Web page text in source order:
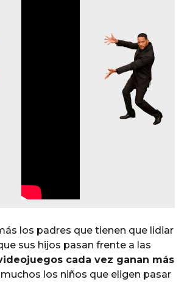
los padres que tienen que lidiar
sus hijos pasan frente a las
cada vez ganan más
los niños que eligen pasar